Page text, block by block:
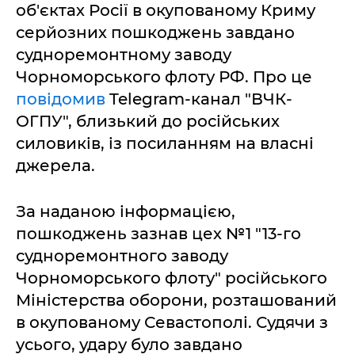
об'єктах Росії в окупованому Криму
серйозних пошкоджень завдано
судноремонтному заводу
Чорноморського флоту РФ. Про це
повідомив Telegram-канал "ВЧК-
ОГПУ", близький до російських
силовиків, із посиланням на власні
джерела.
За наданою інформацією,
пошкоджень зазнав цех №1 "13-го
судноремонтного заводу
Чорноморського флоту" російського
Міністерства оборони, розташований
в окупованому Севастополі. Судячи з
усього, удару було завдано